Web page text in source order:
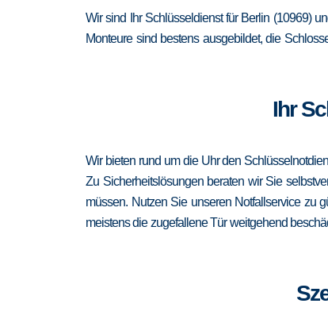
Wir sind Ihr Schlüsseldienst für Berlin (10969)
Monteure sind bestens ausgebildet, die
Ihr
Wir bieten rund um die Uhr den
Zu Sicherheitslösungen beraten wir Sie
müssen. Nutzen Sie unseren Notfallservice zu
meistens die zugefallene Tür weitgehend